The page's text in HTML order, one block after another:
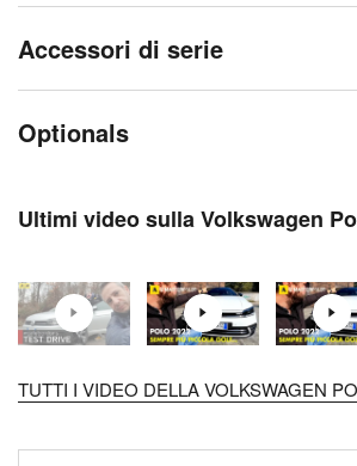
Accessori di serie
Optionals
Ultimi video sulla Volkswagen
TUTTI I VIDEO DELLA VOLKSWAGEN